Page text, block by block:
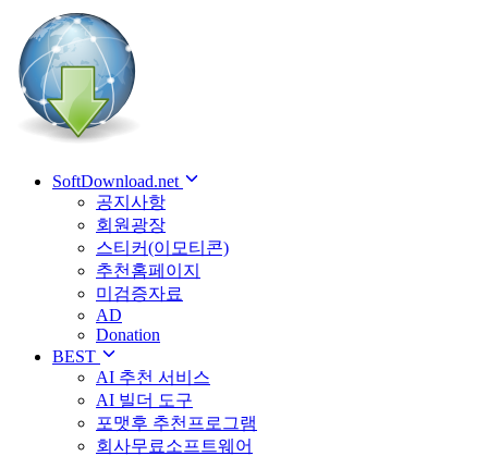
SoftDownload.net
공지사항
회원광장
스티커(이모티콘)
추천홈페이지
미검증자료
AD
Donation
BEST
AI 추천 서비스
AI 빌더 도구
포맷후 추천프로그램
회사무료소프트웨어